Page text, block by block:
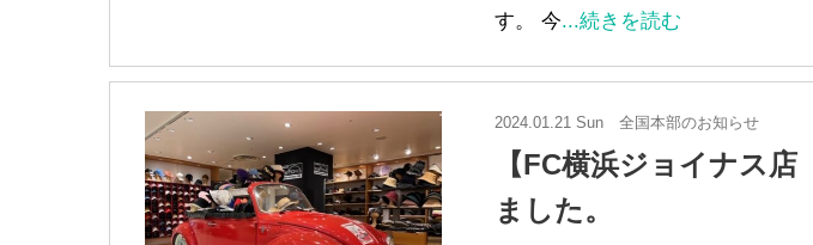
す。 今...続きを読む
2024.01.21 Sun 全国本部のお知らせ
【FC横浜ジョイナス
ました。